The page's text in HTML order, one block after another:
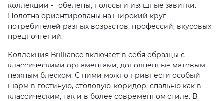
коллекции - гобелены, полосы и изящные завитки.
Полотна ориентированы на широкий круг
потребителей разных возрастов, профессий, вкусовых
предпочтений.
Коллекция Brilliance включает в себя образцы с
классическими орнаментами, дополненные матовым
нежным блеском. С ними можно привнести особый
шарм в гостиную, столовую, коридор, спальню как в
классическим, так и в более современном стиле. В